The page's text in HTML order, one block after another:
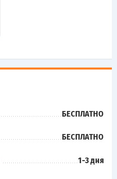
БЕСПЛАТНО
БЕСПЛАТНО
1-3 дня